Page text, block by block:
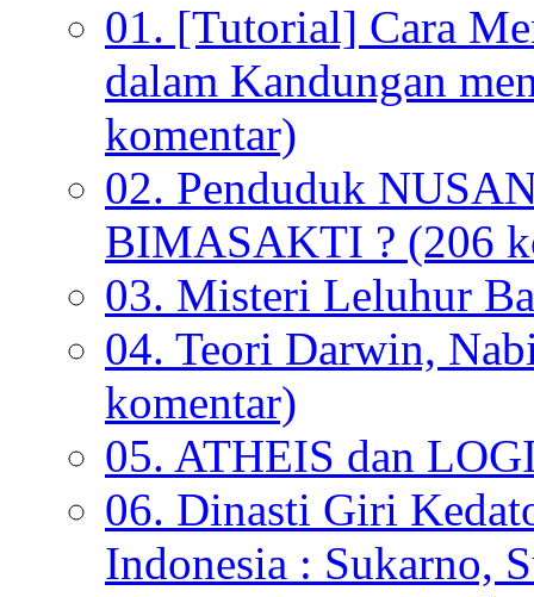
01. [Tutorial] Cara
dalam Kandungan
komentar)
02. Penduduk
BIMASAKTI ? (206
03. Misteri Leluhur
04. Teori Darwin,
komentar)
05. ATHEIS dan
06. Dinasti Giri
Indonesia : Sukarno,